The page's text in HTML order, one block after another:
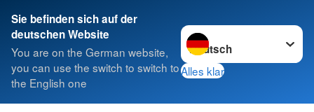
Sie befinden sich auf der
deutschen Website
You are on the German website,
you can use the switch to switch to
the English one
Sprache wechseln zu
Alles klar